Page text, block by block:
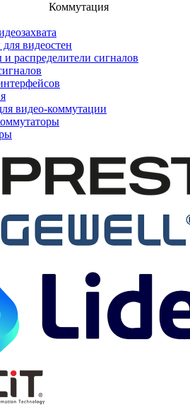
Коммутация
видеостен
распределители сигналов
видео-коммутации